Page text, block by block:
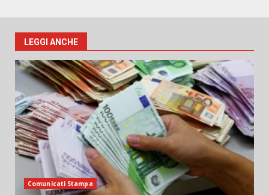
LEGGI ANCHE
Comunicati Stampa